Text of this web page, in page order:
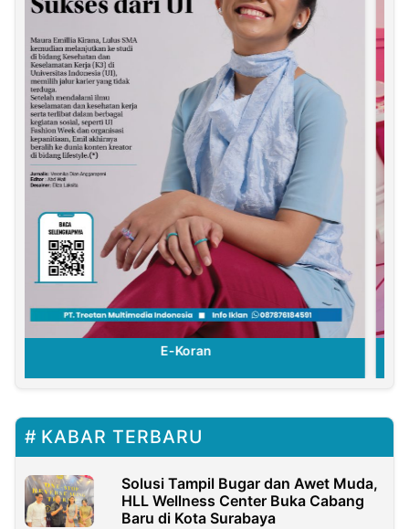
E-Koran
KABAR TERBARU
Solusi Tampil Bugar dan Awet Muda,
HLL Wellness Center Buka Cabang
Baru di Kota Surabaya